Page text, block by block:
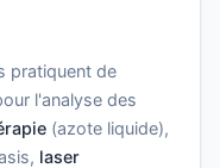
pratiquent de
l'analyse des
(azote liquide),
laser